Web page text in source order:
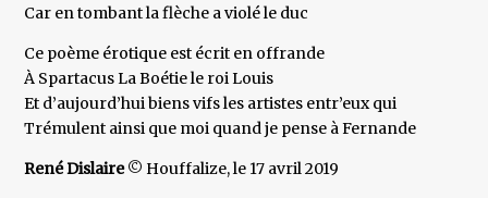
Car en tombant la flèche a violé le duc
Ce poème érotique est écrit en offrande
À Spartacus La Boétie le roi Louis
Et d’aujourd’hui biens vifs les artistes entr’eux qui
Trémulent ainsi que moi quand je pense à Fernande
René Dislaire© Houffalize, le 17 avril 2019